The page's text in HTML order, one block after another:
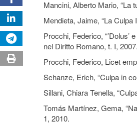
Mancini, Alberto Mario, “La
Mendieta, Jaime, “La
Procchi, Federico, “’Dolus’
nel Diritto Romano, t. I, 2007.
Procchi, Federico, Licet
Schanze, Erich, “Culpa in
Sillani, Chiara Tenella,
Tomás Martínez, Gema,
1, 2010.